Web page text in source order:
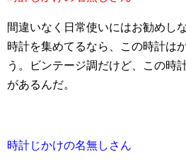
間違いなく日常使いにはお勧めし
時計を集めてるなら、この時計は
う。ビンテージ調だけど、この時
があるんだ。
時計じかけの名無しさん